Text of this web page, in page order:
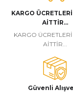
Ürün resmi
Ürün
Ürün bilgilerinde
Ürün fiyatı diğer
Bu ürüne benzer
KARGO
AİTTİR...
KARGO
AİTTİR...
Güvenli